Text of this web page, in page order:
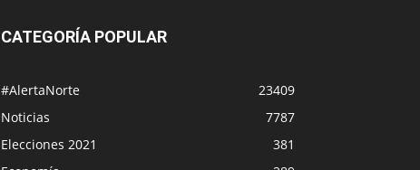
CATEGORÍA POPULAR
#AlertaNorte
23409
Noticias
7787
Elecciones 2021
381